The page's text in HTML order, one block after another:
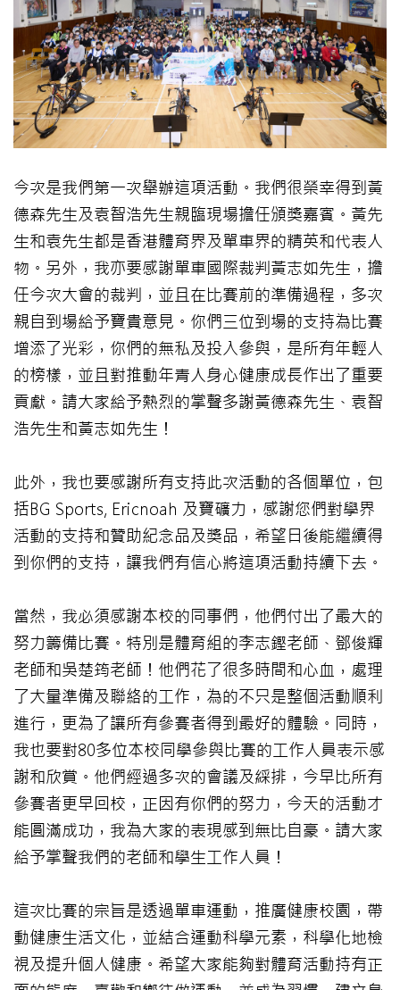
今次是我們第一次舉辦這項活動。我們很榮幸得到黃
德森先生及袁智浩先生親臨現場擔任頒獎嘉賓。黃先
生和袁先生都是香港體育界及單車界的精英和代表人
物。另外，我亦要感謝單車國際裁判黃志如先生，擔
任今次大會的裁判，並且在比賽前的準備過程，多次
親自到場給予寶貴意見。你們三位到場的支持為比賽
增添了光彩，你們的無私及投入參與，是所有年輕人
的榜樣，並且對推動年青人身心健康成長作出了重要
貢獻。請大家給予熱烈的掌聲多謝黃德森先生、袁智
浩先生和黃志如先生！
此外，我也要感謝所有支持此次活動的各個單位，包
括BG Sports, Ericnoah 及寶礦力，感謝您們對學界
活動的支持和贊助紀念品及獎品，希望日後能繼續得
到你們的支持，讓我們有信心將這項活動持續下去。
當然，我必須感謝本校的同事們，他們付出了最大的
努力籌備比賽。特別是體育組的李志鏗老師、鄧俊輝
老師和吳楚筠老師！他們花了很多時間和心血，處理
了大量準備及聯絡的工作，為的不只是整個活動順利
進行，更為了讓所有參賽者得到最好的體驗。同時，
我也要對80多位本校同學參與比賽的工作人員表示感
謝和欣賞。他們經過多次的會議及綵排，今早比所有
參賽者更早回校，正因有你們的努力，今天的活動才
能圓滿成功，我為大家的表現感到無比自豪。請大家
給予掌聲我們的老師和學生工作人員！
這次比賽的宗旨是透過單車運動，推廣健康校園，帶
動健康生活文化，並結合運動科學元素，科學化地檢
視及提升個人健康。希望大家能夠對體育活動持有正